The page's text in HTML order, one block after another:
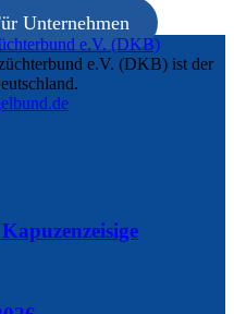
Unternehmen
e.V. (DKB) ist der